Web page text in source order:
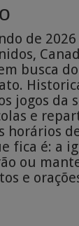
de
busca do
jogos da
e
horários
fica é: a
ou
e